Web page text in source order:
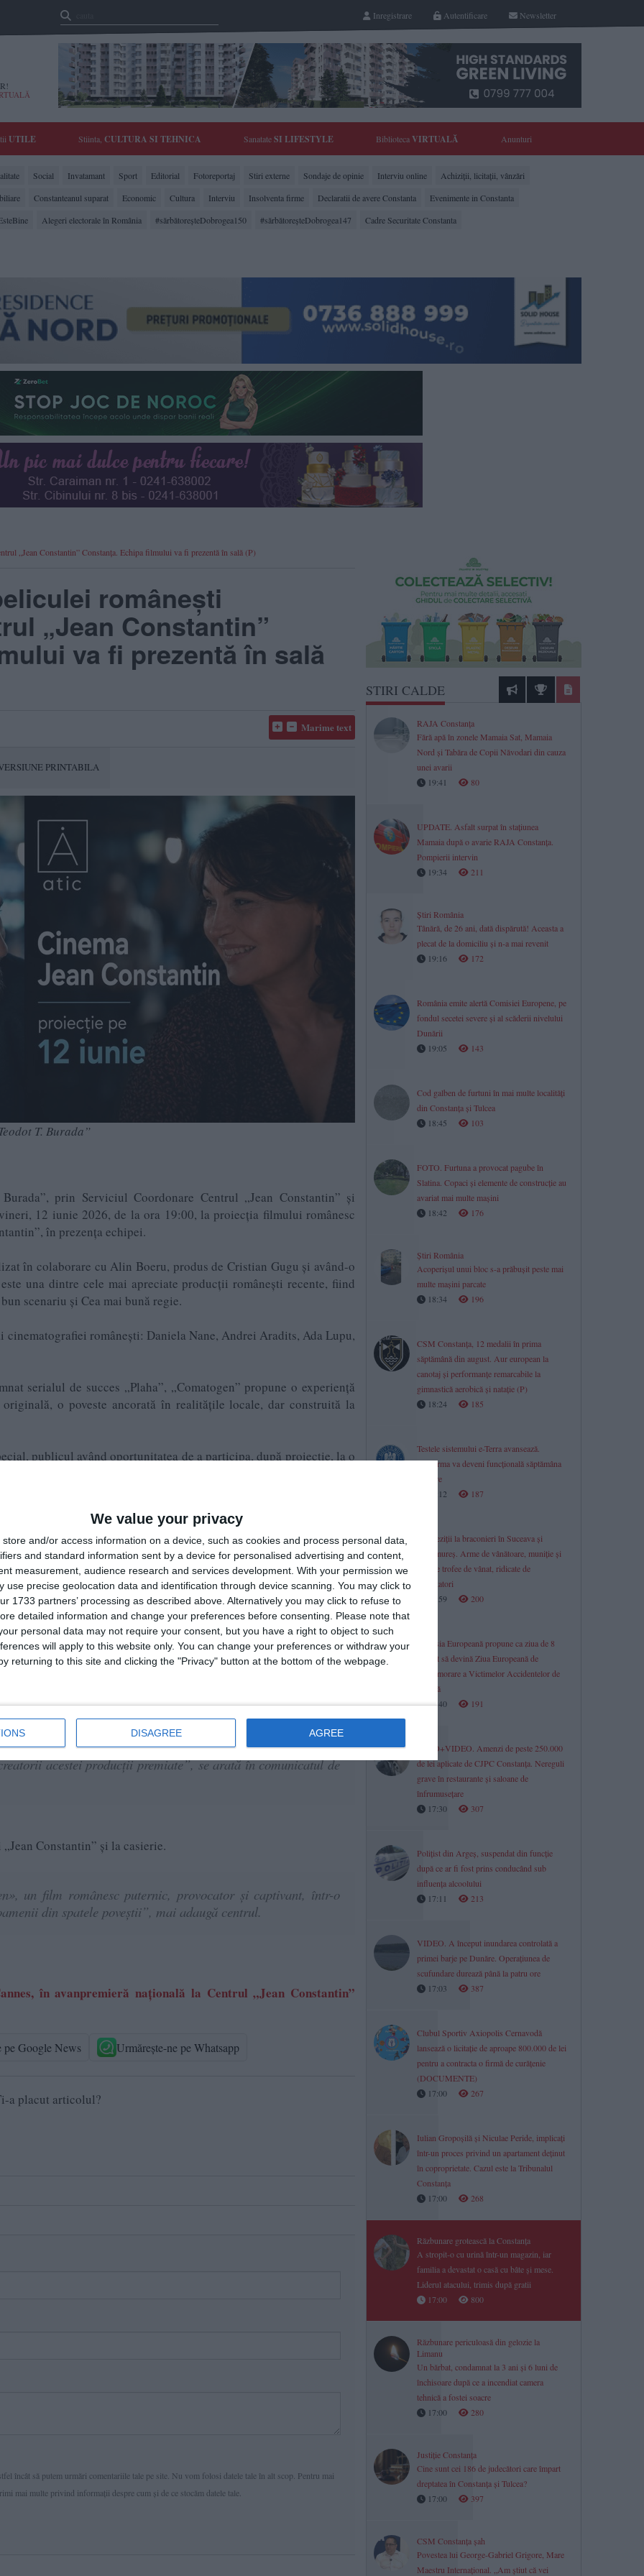
We value your privacy
store and/or access information on a device, such as cookies and process personal data,
and standard information sent by a device for personalised advertising and content,
measurement, audience research and services development. With your permission we
use precise geolocation data and identification through device scanning. You may click to
1733 partners’ processing as described above. Alternatively you may click to refuse to
detailed information and change your preferences before consenting.
Please note that
personal data may not require your consent, but you have a right to object to such
will apply to this website only. You can change your preferences or withdraw your
returning to this site and clicking the "Privacy" button at the bottom of the webpage.
DISAGREE AGREE
Newsletter
Autentificare
Inregistrare
UTILE Stiinta, CULTURA SI TEHNICA SanatateSI LIFESTYLE BibliotecaVIRTUALĂ Anunturi
Social Invatamant Sport Editorial Fotoreportaj Stiri externe Sondaje de opinie Interviu online
Achiziții, licitații, vânzări
Constanteanul suparat Economic Cultura Interviu Insolventa firme Declaratii de avere Constanta
Evenimente in Constanta
Alegeri electorale în România #sărbătoreşteDobrogea150 #sărbătoreşteDobrogea147 Cadre Securitate Constanta
„Jean Constantin” Constanța. Echipa filmului va fi prezentă în sală (P)
românești
„Jean Constantin”
va fi prezentă în sală
Marime text
PRINTABILA
T. Burada”
prin Serviciul Coordonare Centrul „Jean Constantin” și
12 iunie 2026, de la ora 19:00, la proiecția filmului românesc
în prezența echipei.
în colaborare cu Alin Boeru, produs de Cristian Gugu și având-o
una dintre cele mai apreciate producții românești recente, fiind
scenariu și Cea mai bună regie.
românești: Daniela Nane, Andrei Aradits, Ada Lupu,
serialul de succes „Plaha”, „Comatogen” propune o experiență
o poveste ancorată în realitățile locale, dar construită la
publicul având oportunitatea de a participa, după proiecție, la o
ale cinematografiei românești.
ai producției:
spectatorii constănțeni de a descoperi culisele realizării
acestei producții premiate”, se arată în comunicatul de
Constantin” și la casierie.
un film românesc puternic, provocator și captivant, într-o
din spatele poveștii”, mai adaugă centrul.
în avanpremieră națională la Centrul „Jean Constantin”
pe Google News Urmărește-ne pe Whatsapp
a placut articolul?
încât să putem urmări comentariile tale pe site. Nu vom folosi datele tale în alt scop. Pentru mai
mai multe privind informaţii despre cum și de ce stocăm datele tale.
STIRI CALDE
RAJA Constanța
Fără apă în zonele Mamaia Sat, Mamaia
Nord și Tabăra de Copii Năvodari din cauza
unei avarii
19:41
80
UPDATE. Asfalt surpat în stațiunea
Mamaia după o avarie RAJA Constanța.
Pompierii intervin
19:34
211
Știri România
Tânără, de 26 ani, dată dispărută! Aceasta a
plecat de la domiciliu și n-a mai revenit
19:16
172
România emite alertă Comisiei Europene, pe
fondul secetei severe și al scăderii nivelului
Dunării
19:05
143
Cod galben de furtuni în mai multe localități
din Constanța și Tulcea
18:45
103
FOTO. Furtuna a provocat pagube în
Slatina. Copaci și elemente de construcție au
avariat mai multe mașini
18:42
176
Știri România
Acoperișul unui bloc s-a prăbușit peste mai
multe mașini parcate
18:34
196
CSM Constanța, 12 medalii în prima
săptămână din august. Aur european la
canotaj și performanțe remarcabile la
gimnastică aerobică și natație (P)
18:24
185
Testele sistemului e-Terra avansează.
Platforma va deveni funcțională săptămâna
viitoare
18:12
187
Percheziții la braconieri în Suceava și
Maramureș. Arme de vânătoare, muniție și
zeci de trofee de vânat, ridicate de
anchetatori
17:59
200
Comisia Europeană propune ca ziua de 8
august să devină Ziua Europeană de
Comemorare a Victimelor Accidentelor de
Muncă
17:40
191
FOTO+VIDEO. Amenzi de peste 250.000
de lei aplicate de CJPC Constanța. Nereguli
grave în restaurante și saloane de
înfrumusețare
17:30
307
Polițist din Argeș, suspendat din funcție
după ce ar fi fost prins conducând sub
influența alcoolului
17:11
213
VIDEO. A început inundarea controlată a
primei barje pe Dunăre. Operațiunea de
scufundare durează până la patru ore
17:03
387
Clubul Sportiv Axiopolis Cernavodă
lansează o licitație de aproape 800.000 de lei
pentru a contracta o firmă de curățenie
(DOCUMENTE)
17:00
267
Iulian Gropoșilă și Niculae Peride, implicați
într-un proces privind un apartament deținut
în coproprietate. Cazul este la Tribunalul
Constanța
17:00
268
Răzbunare grotească la Constanța
A stropit-o cu urină într-un magazin, iar
familia a devastat o casă cu bâte și mese.
Liderul atacului, trimis după gratii
17:00
800
Răzbunare periculoasă din gelozie la
Limanu
Un bărbat, condamnat la 3 ani și 6 luni de
închisoare după ce a incendiat camera
tehnică a fostei soacre
17:00
280
Justiție Constanța
Cine sunt cei 186 de judecători care împart
dreptatea în Constanța și Tulcea?
17:00
397
CSM Constanța șah
Povestea lui George-Gabriel Grigore, Mare
Maestru Internațional. „Am știut că vei